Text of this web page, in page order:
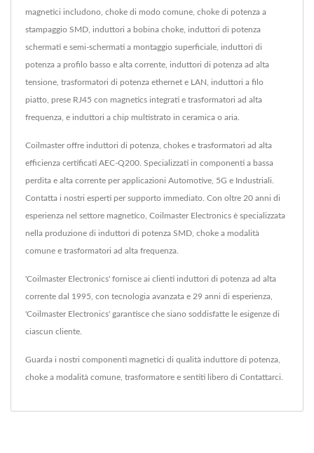
magnetici includono, choke di modo comune, choke di potenza a
stampaggio SMD, induttori a bobina choke, induttori di potenza
schermati e semi-schermati a montaggio superficiale, induttori di
potenza a profilo basso e alta corrente, induttori di potenza ad alta
tensione, trasformatori di potenza ethernet e LAN, induttori a filo
piatto, prese RJ45 con magnetics integrati e trasformatori ad alta
frequenza, e induttori a chip multistrato in ceramica o aria.
Coilmaster offre induttori di potenza, chokes e trasformatori ad alta
efficienza certificati AEC-Q200. Specializzati in componenti a bassa
perdita e alta corrente per applicazioni Automotive, 5G e Industriali.
Contatta i nostri esperti per supporto immediato. Con oltre 20 anni di
esperienza nel settore magnetico, Coilmaster Electronics è specializzata
nella produzione di induttori di potenza SMD, choke a modalità
comune e trasformatori ad alta frequenza.
'Coilmaster Electronics' fornisce ai clienti induttori di potenza ad alta
corrente dal 1995, con tecnologia avanzata e 29 anni di esperienza,
'Coilmaster Electronics' garantisce che siano soddisfatte le esigenze di
ciascun cliente.
Guarda i nostri componenti magnetici di qualità induttore di potenza
choke a modalità comune trasformatore e sentiti libero di Contattarci